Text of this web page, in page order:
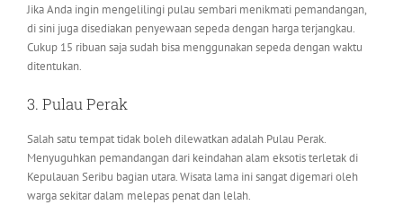
Jika Anda ingin mengelilingi pulau sembari menikmati pemandangan,
di sini juga disediakan penyewaan sepeda dengan harga terjangkau.
Cukup 15 ribuan saja sudah bisa menggunakan sepeda dengan waktu
ditentukan.
3. Pulau Perak
Salah satu tempat tidak boleh dilewatkan adalah Pulau Perak.
Menyuguhkan pemandangan dari keindahan alam eksotis terletak di
Kepulauan Seribu bagian utara. Wisata lama ini sangat digemari oleh
warga sekitar dalam melepas penat dan lelah.